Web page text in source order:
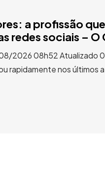
a profissão
redes sociais – O
2026 08h52 Atualizado
rapidamente nos últimos